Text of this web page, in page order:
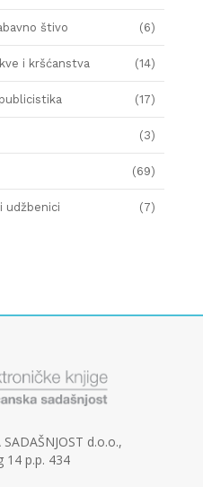
štivo (6)
i kršćanstva (14)
(17)
(3)
(69)
udžbenici (7)
SADAŠNJOST d.o.o.,
14 p.p. 434